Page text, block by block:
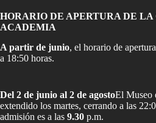
HORARIO DE APERTURA DE
ACADEMIA
A partir de junio, el horario de
a 18:50 horas.
Del 2 de junio al 2 de agostoEl Museo
extendido los martes, cerrando a las
admisión es a las 9.30 p.m.